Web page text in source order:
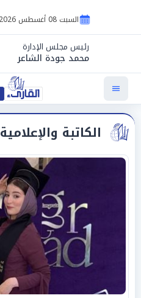
السبت 08 أغسطس 2026
رئيس مجلس الإدارة
محمد جودة الشاعر
الكاتبة والإعلامية